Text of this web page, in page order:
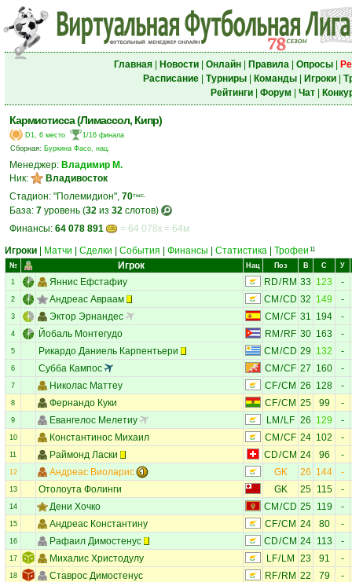
Главная| Новости| Онлайн| Правила| Опросы|
Расписание| Турниры| Команды| Игроки|
Рейтинги| Форум Чат|
Кармиотисса (Лимассол, Кипр)
D1, 6 место
1/16 финала
Сборная: Буркина Фасо, нац.
Менеджер: Владимир М.
Ник:
Владивосток
Стадион: "Полемидион", 70тыс.
База: 7 уровень (32 из 32 слотов)
Финансы: 64 078 891
= 64 078к = 64м
Игроки
Матчи Сделки События Финансы Статистика Трофеи 11
№ Игрок Нац Поз В С У
1 Яннис Ефстафиу RD/ RM 33 123 -
2 Андреас Авраам CM /CD 32 149 -
3 Эктор Эрнандес CM /CF 31 194 -
4 Йобаль Монтегудо RM / RF 30 163 -
5 Рикардо Даниель Карпентьери CM /CD 29 132 -
6 Субба Кампос CM /CF 27 160 -
7 Николас Маттеу CF/CM 26 128 -
8 Фернандо Куки CF/CM 25 99 -
9 Евангелос Мелетиу LM / LF 26 129 -
10 Константинос Михаил CM /CF 24 102 -
11 Раймонд Ласки CD/CM 24 96 -
12 Андреас Виоларис GK 26 144 -
13 Отолоута Фолинги GK 25 115 -
14 Дени Хочко CM /CD 25 119 -
15 Андреас Константину CF/CM 24 80 -
16 Рафаил Димостенус CD/CM 24 113 -
17 Михалис Христодулу LF/ LM 23 91 -
18 Ставрос Димостенус RF/ RM 22 79 -